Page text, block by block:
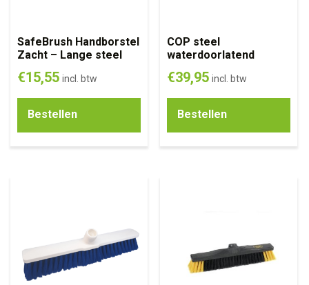
SafeBrush Handborstel
Zacht – Lange steel
€15,55 incl. btw
Bestellen
COP steel
waterdoorlatend
€39,95 incl. btw
Bestellen